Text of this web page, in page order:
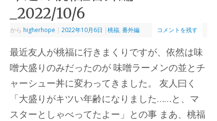
_2022/10/6
から higherhope | 2022年10月6日 |桃福,番外編 コメントを残す
最近友人が桃福に行きまくりですが、依然は味
噌大盛りのみだったのが 味噌ラーメンの並とチ
ャーシュー丼に変わってきました。 友人曰く
「大盛りがキツい年齢になりました……と、マ
スターとしゃべってたよー」との事 まあ、桃福